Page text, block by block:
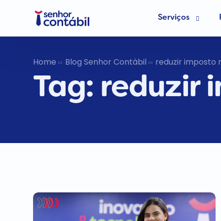
Serviços
Abrir
Trocar de
Deixar de
Home Blog Senhor Contábil reduzir imposto
Tag: reduzir